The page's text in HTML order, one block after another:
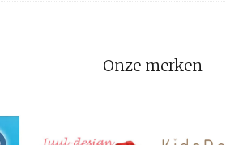
Onze merken